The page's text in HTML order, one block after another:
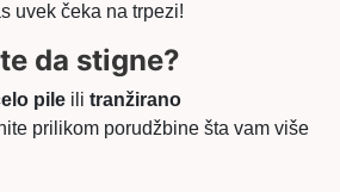
uvek čeka na trpezi!
da stigne?
pile ili tranžirano
prilikom porudžbine šta vam više